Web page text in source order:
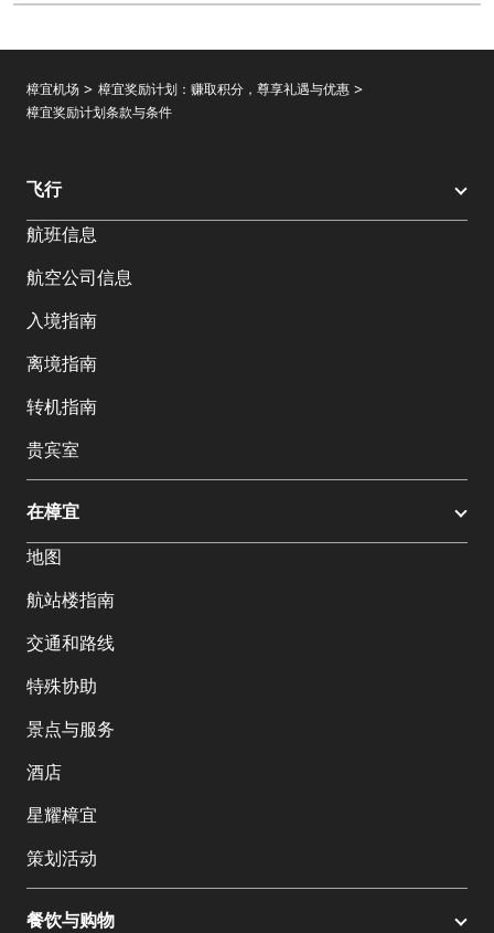
樟宜机场
樟宜奖励计划：赚取积分，尊享礼遇与优惠
樟宜奖励计划条款与条件
飞行
航班信息
航空公司信息
入境指南
离境指南
转机指南
贵宾室
在樟宜
地图
航站楼指南
交通和路线
特殊协助
景点与服务
酒店
星耀樟宜
策划活动
餐饮与购物